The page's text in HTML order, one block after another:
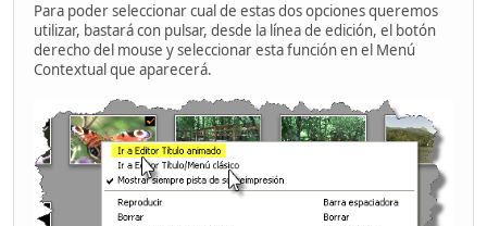
Para poder seleccionar cual de estas dos opciones queremos
utilizar, bastará con pulsar, desde la línea de edición, el botón
derecho del mouse y seleccionar esta función en el Menú
Contextual que aparecerá.